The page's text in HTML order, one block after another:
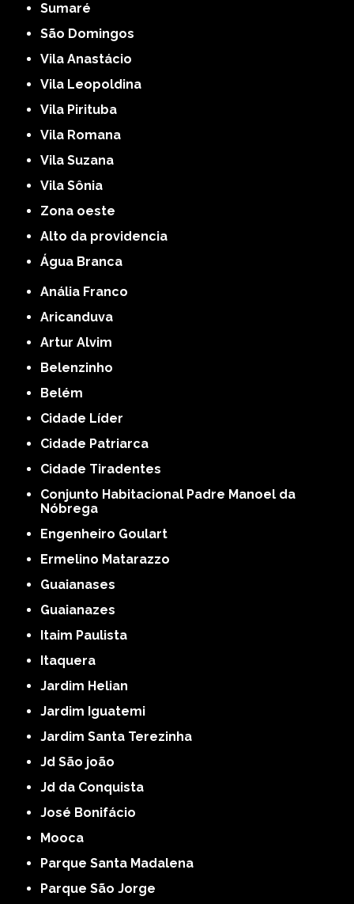
Sumaré
São Domingos
Vila Anastácio
Vila Leopoldina
Vila Pirituba
Vila Romana
Vila Suzana
Vila Sônia
Zona oeste
alto da providencia
Água Branca
Anália Franco
Aricanduva
Artur Alvim
Belenzinho
Belém
Cidade Líder
Cidade Patriarca
Cidade Tiradentes
Conjunto Habitacional Padre Manoel da
Nóbrega
Engenheiro Goulart
Ermelino Matarazzo
Guaianases
Guaianazes
Itaim Paulista
Itaquera
Jardim Helian
Jardim Iguatemi
Jardim Santa Terezinha
Jd São joão
Jd da Conquista
José Bonifácio
Mooca
Parque Santa Madalena
Parque São Jorge